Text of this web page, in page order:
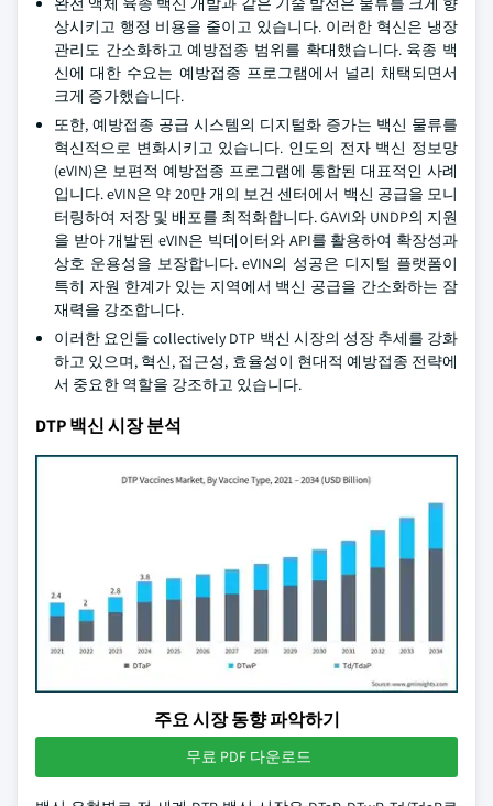
상시키고 행정 비용을 줄이고 있습니다. 이러한 혁신은 냉장
관리도 간소화하고 예방접종 범위를 확대했습니다. 육종 백
신에 대한 수요는 예방접종 프로그램에서 널리 채택되면서
크게 증가했습니다.
또한, 예방접종 공급 시스템의 디지털화 증가는 백신 물류를
혁신적으로 변화시키고 있습니다. 인도의 전자 백신 정보망
(eVIN)은 보편적 예방접종 프로그램에 통합된 대표적인 사례
입니다. eVIN은 약 20만 개의 보건 센터에서 백신 공급을 모니
터링하여 저장 및 배포를 최적화합니다. GAVI와 UNDP의 지원
을 받아 개발된 eVIN은 빅데이터와 API를 활용하여 확장성과
상호 운용성을 보장합니다. eVIN의 성공은 디지털 플랫폼이
특히 자원 한계가 있는 지역에서 백신 공급을 간소화하는 잠
재력을 강조합니다.
이러한 요인들 collectively DTP 백신 시장의 성장 추세를 강화
하고 있으며, 혁신, 접근성, 효율성이 현대적 예방접종 전략에
서 중요한 역할을 강조하고 있습니다.
DTP 백신 시장 분석
주요 시장 동향 파악하기
무료 PDF 다운로드